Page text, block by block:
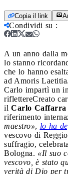
Copia il link
Condividi su :
A un anno dalla
lo stanno
che lo hanno
ad Amoris
Carlo impartì un
riflettereCreato
il Carlo Caffarra
riferimento
maestro», lo ha
vescovo di
suffragio,
Bologna. «Il suo
vescovo, è stato
verità di Dio per